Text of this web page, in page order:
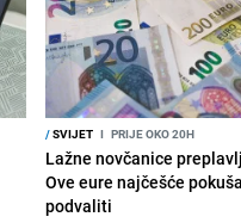
/SVIJET I PRIJE OKO 20H
Lažne novčanice
Ove eure najčešće
podvaliti